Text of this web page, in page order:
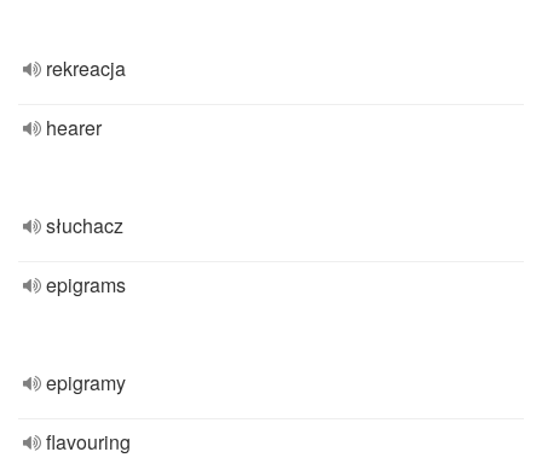
rekreacja
hearer
słuchacz
epigrams
epigramy
flavouring